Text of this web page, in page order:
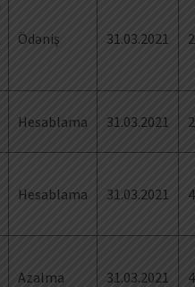
Ödəniş 31.03.2021
Hesablama 31.03.2021
Hesablama 31.03.2021
Azalma 31.03.2021